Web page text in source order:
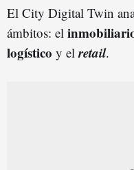
El City Digital Twin
ámbitos: el
logístico y el retail.